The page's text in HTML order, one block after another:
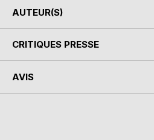
AUTEUR(S)
CRITIQUES PRESSE
AVIS